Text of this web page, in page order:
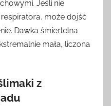
Jeśli nie
może dojść
Dawka śmiertelna
mała, liczona
z